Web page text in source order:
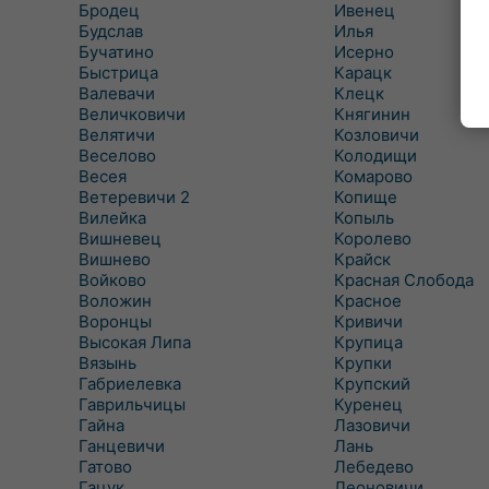
Бродец
Будслав
Бучатино
Быстрица
Валевачи
Величковичи
Велятичи
Веселово
Весея
Ветеревичи 2
Вилейка
Вишневец
Вишнево
Войково
Воложин
Воронцы
Высокая Липа
Вязынь
Габриелевка
Гаврильчицы
Гайна
Ганцевичи
Гатово
Ивенец
Илья
Исерно
Карацк
Клецк
Княгинин
Козловичи
Колодищи
Комарово
Копище
Копыль
Королево
Крайск
Красная Слобода
Красное
Кривичи
Крупица
Крупки
Крупский
Куренец
Лазовичи
Лань
Лебедево